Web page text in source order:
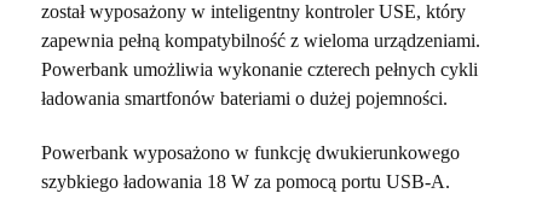
został wyposażony w inteligentny kontroler USE, który
zapewnia pełną kompatybilność z wieloma urządzeniami.
Powerbank umożliwia wykonanie czterech pełnych cykli
ładowania smartfonów bateriami o dużej pojemności.
Powerbank wyposażono w funkcję dwukierunkowego
szybkiego ładowania 18 W za pomocą portu USB-A.